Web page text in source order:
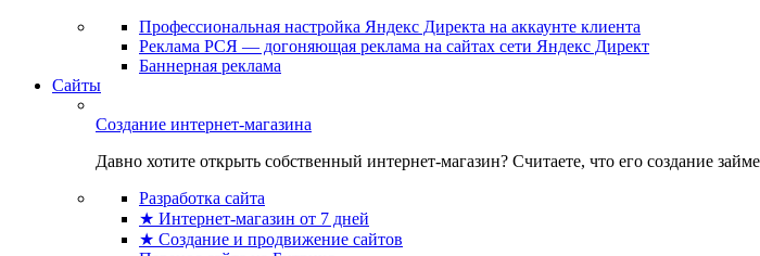
Профессиональная настройка Яндекс Директа на аккаунте клиента
Реклама РСЯ — догоняющая реклама на сайтах сети Яндекс Директ
Баннерная реклама
Сайты
Создание интернет-магазина
Давно хотите открыть собственный интернет-магазин? Считаете, что его создание
Разработка сайта
★ Интернет-магазин от 7 дней
★ Создание и продвижение сайтов